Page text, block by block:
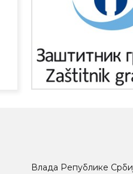
Влада Републике